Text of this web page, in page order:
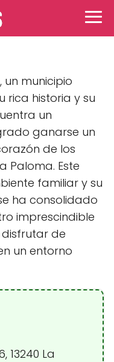
un municipio
rica historia y su
un
ganarse un
de los
Paloma. Este
familiar y su
ha consolidado
imprescindible
de
un entorno
13240 La